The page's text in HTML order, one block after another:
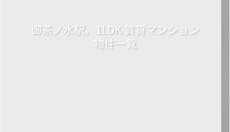
御茶ノ水駅、1LDK 賃貸マンション
物件一覧